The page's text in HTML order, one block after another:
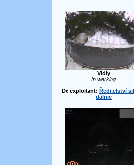
Vidly
In werking
De exploitant: Ředitelství
dálnic